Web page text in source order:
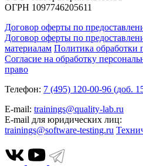
ОГРН 1097746205611
Договор оферты по
Договор оферты по
материалам Политика обработки
Согласие на обработку
право
Телефон: 7 (495) 120-00-96 (доб.
E-mail: trainings@quality-lab.ru
E-mail для юридических лиц:
trainings@software-testing.ru